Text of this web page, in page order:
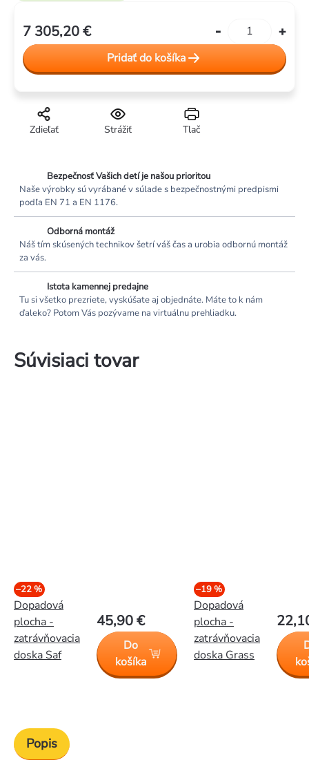
Tlač
Strážiť
Zdieľať
7 305,20 €
cena:
Pridať do košíka
Bezpečnosť Vašich detí je našou prioritou
Naše výrobky sú vyrábané v súlade s bezpečnostnými predpismi
podľa EN 71 a EN 1176.
Odborná montáž
Náš tím skúsených technikov šetrí váš čas a urobia odbornú montáž
za vás.
Istota kamennej predajne
Tu si všetko prezriete, vyskúšate aj objednáte. Máte to k nám
ďaleko? Potom Vás pozývame na virtuálnu prehliadku.
Súvisiaci tovar
–22 %
Dopadová
plocha -
zatrávňovacia
doska Saf
45,90 €
Do
košíka
–19 %
Dopadová
plocha -
zatrávňovacia
doska Grass
Popis